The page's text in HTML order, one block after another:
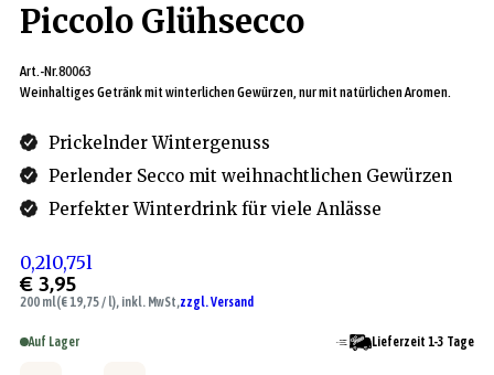
Piccolo Glühsecco
Art.-Nr.80063
Weinhaltiges Getränk mit winterlichen Gewürzen, nur mit natürlichen Aromen.
Prickelnder Wintergenuss
Perlender Secco mit weihnachtlichen Gewürzen
Perfekter Winterdrink für viele Anlässe
0,2l0,75l
€ 3,95
200 ml(€ 19,75 / l), inkl. MwSt,zzgl. Versand
Auf Lager Lieferzeit 1-3 Tage